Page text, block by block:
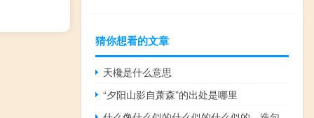
猜你想看的文章
天欃是什么意思
“夕阳山影自萧森”的出处是哪里